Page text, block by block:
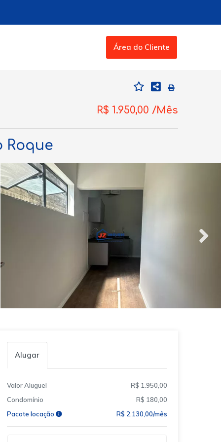
Área do Cliente
R$ 1.950,00 /Mês
Roque
Alugar
Valor Aluguel
R$ 1.950,00
Condomínio
R$ 180,00
Pacote locação
R$ 2.130,00/mês